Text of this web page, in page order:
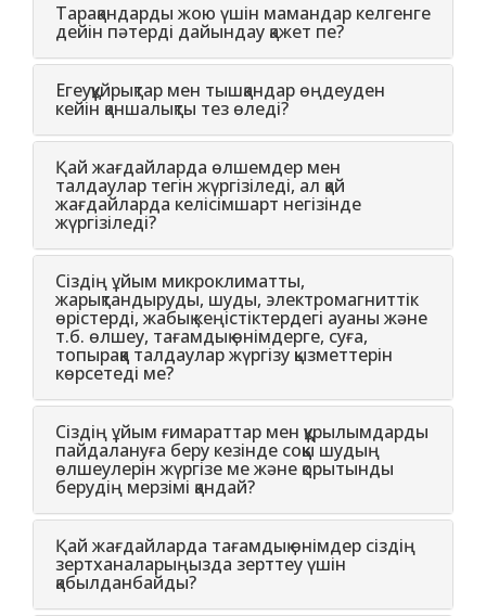
Тарақандарды жою үшін мамандар келгенге
дейін пәтерді дайындау қажет пе?
Егеуқұйрықтар мен тышқандар өңдеуден
кейін қаншалықты тез өледі?
Қай жағдайларда өлшемдер мен
талдаулар тегін жүргізіледі, ал қай
жағдайларда келісімшарт негізінде
жүргізіледі?
Сіздің ұйым микроклиматты,
жарықтандыруды, шуды, электромагниттік
өрістерді, жабық кеңістіктердегі ауаны және
т.б. өлшеу, тағамдық өнімдерге, суға,
топыраққа талдаулар жүргізу қызметтерін
көрсетеді ме?
Сіздің ұйым ғимараттар мен құрылымдарды
пайдалануға беру кезінде соққы шудың
өлшеулерін жүргізе ме және қорытынды
берудің мерзімі қандай?
Қай жағдайларда тағамдық өнімдер сіздің
зертханаларыңызда зерттеу үшін
қабылданбайды?